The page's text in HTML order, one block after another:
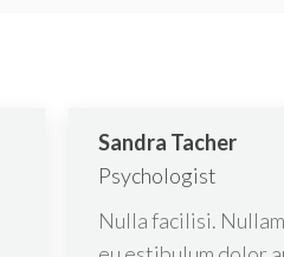
Sandra Tacher
Psychologist
Nulla facilisi.